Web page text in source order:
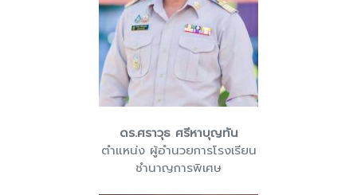
ดร.ศราวุธ ศรีหาบุญทัน
ตำแหน่ง ผู้อำนวยการโรงเรียน
ชำนาญการพิเศษ